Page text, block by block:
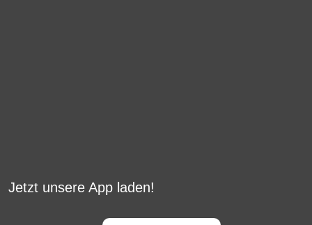
Jetzt unsere App laden!